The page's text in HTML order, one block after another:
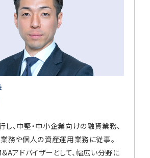
、中堅・中小企業向けの融資業務、
務や個人の資産運用業務に従事。
アドバイザーとして、幅広い分野に